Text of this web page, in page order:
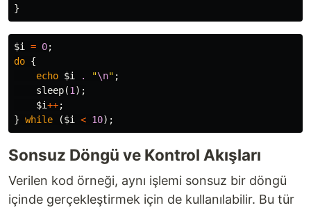
}
$i = 0;
do {
echo $i . "\n" ;
sleep(1 );
$i++;
} while ($i < 10);
Sonsuz Döngü ve Kontrol Akışları
Verilen kod örneği, aynı işlemi sonsuz bir döngü
içinde gerçekleştirmek için de kullanılabilir. Bu tür